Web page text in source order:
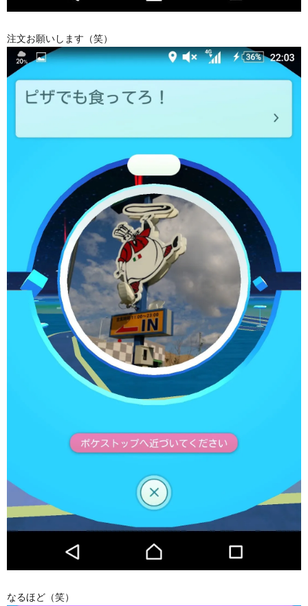
注文お願いします（笑）
なるほど（笑）